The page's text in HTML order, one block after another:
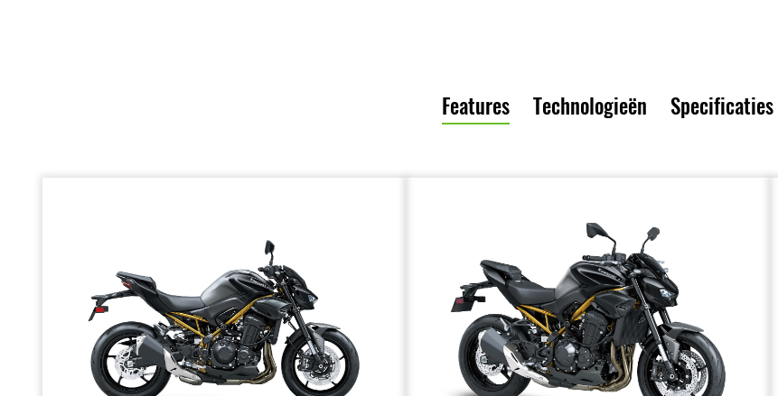
Features Technologieën Specificaties